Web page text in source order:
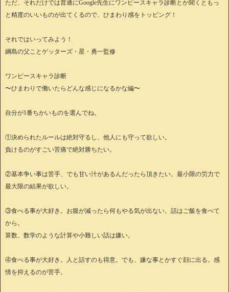
ただ、それだけでは普通にGoogle先生にワンピースキャラ診断とか聞くともっ
と精度のいいものが出てくるので、ひまわり感をトッピング！
それではいってみよう！
綱島の父ことゲッターズ・星・勇一監修
ワンピースキャラ診断
〜ひまわりで働いたらどんな感じになるかな編〜
自分が1番ちかいものを選んでね。
①決められたルールは絶対守るし、他人にも守って欲しい。
負けるのがすごい苦痛で絶対勝ちたい。
②基本争い事は苦手、でも甘い汁があるんだったら頂きたい。最小限の労力で
最大限の結果が欲しい。
③食べる事が大好き。お腹が減ったら何もやる気が出ない。話はご飯を食べて
から。
算数、数学のような計算や小難しい話は嫌い。
④食べる事が大好き。人と話すのも得意。でも、嫌な事とかすぐ顔に出る。感
情を抑えるのが苦手。